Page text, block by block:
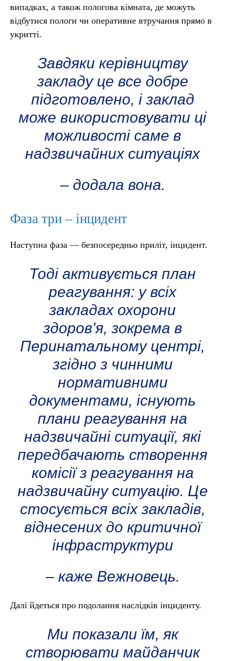
випадках, а також пологова кімната, де можуть
відбутися пологи чи оперативне втручання прямо в
укритті.
Завдяки керівництву
закладу це все добре
підготовлено, і заклад
може використовувати ці
можливості саме в
надзвичайних ситуаціях
– додала вона.
Фаза три – інцидент
Наступна фаза — безпосередньо приліт, інцидент.
Тоді активується план
реагування: у всіх
закладах охорони
здоров'я, зокрема в
Перинатальному центрі,
згідно з чинними
нормативними
документами, існують
плани реагування на
надзвичайні ситуації, які
передбачають створення
комісії з реагування на
надзвичайну ситуацію. Це
стосується всіх закладів,
віднесених до критичної
інфраструктури
– каже Вежновець.
Далі йдеться про подолання наслідків інциденту.
Ми показали їм, як
створювати майданчик